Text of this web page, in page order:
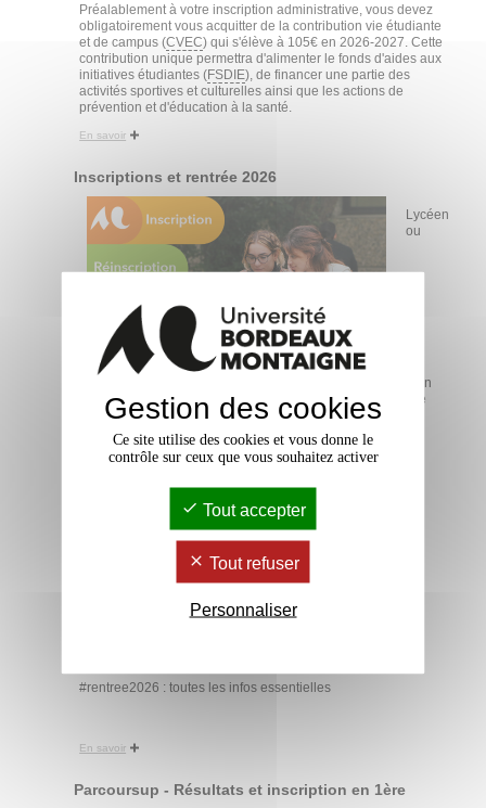
Préalablement à votre inscription administrative, vous devez
obligatoirement vous acquitter de la contribution vie étudiante
et de campus (CVEC) qui s'élève à 105€ en 2026-2027. Cette
contribution unique permettra d'alimenter le fonds d'aides aux
initiatives étudiantes (FSDIE), de financer une partie des
activités sportives et culturelles ainsi que les actions de
prévention et d'éducation à la santé.
En savoir
Inscriptions et rentrée 2026
Lycéen
ou
étudiant en cours de cursus universitaire, inscrivez-vous à
l'Université Bordeaux Montaigne. Attention ! Les dates de fin
des inscriptions administratives varient en fonction de votre
situation. Inscription et assistance en ligne uniquement.
En savoir
Ma rentrée 2026
#rentree2026 : toutes les infos essentielles
En savoir
Parcoursup - Résultats et inscription en 1ère
Gestion des cookies
Ce site utilise des cookies et vous donne le
contrôle sur ceux que vous souhaitez activer
Tout accepter
Tout refuser
Personnaliser